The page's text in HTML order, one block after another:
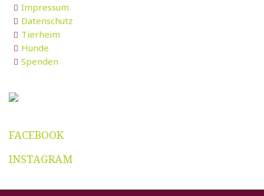
Impressum
Datenschutz
Tierheim
Hunde
Spenden
FACEBOOK
INSTAGRAM